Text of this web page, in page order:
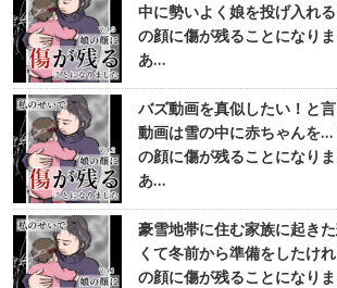
中に勢いよく娘を投げ入れ
の顔に傷が残ることになり
あ…
バズ動画を真似したい！と
動画は雪の中に赤ちゃんを
の顔に傷が残ることになり
あ…
豪雪地帯に住む家族に起き
くて冬前から準備をしたけ
の顔に傷が残ることになり